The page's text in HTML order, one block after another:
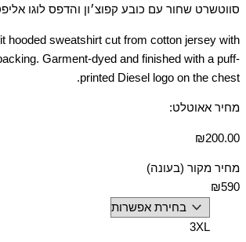
סווטשרט שחור עם כובע קפוצ׳ון והדפס לוגו
hooded sweatshirt cut from cotton jersey with
Garment-dyed and finished with a puff-
printed Diesel logo on the chest.
מחיר אאוטלט:
₪200.00
מחיר מקור (בעונה)
₪590
3XL